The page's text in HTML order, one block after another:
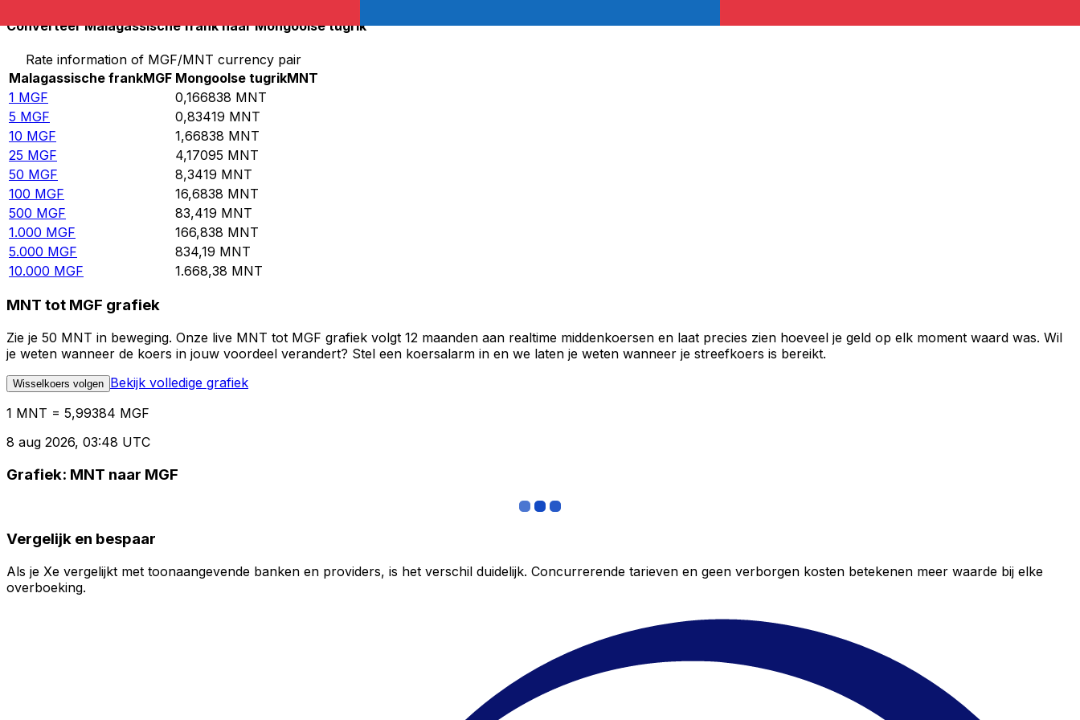
Converteer Malagassische frank naar Mongoolse tugrik
Rate information of MGF/MNT currency pair
Malagassische frankMGF Mongoolse tugrikMNT
1 MGF 0,166838 MNT
5 MGF 0,83419 MNT
10 MGF 1,66838 MNT
25 MGF 4,17095 MNT
50 MGF 8,3419 MNT
100 MGF 16,6838 MNT
500 MGF 83,419 MNT
1.000 MGF 166,838 MNT
5.000 MGF 834,19 MNT
10.000 MGF 1.668,38 MNT
MNT tot MGF grafiek
Zie je 50 MNT in beweging. Onze live MNT tot MGF grafiek volgt 12 maanden aan realtime middenkoersen en laat precies zien hoeveel je geld op elk moment waard was. Wil
je weten wanneer de koers in jouw voordeel verandert? Stel een koersalarm in en we laten je weten wanneer je streefkoers is bereikt.
Wisselkoers volgen Bekijk volledige grafiek
1 MNT = 5,99384 MGF
8 aug 2026, 03:48 UTC
Grafiek: MNT naar MGF
Vergelijk en bespaar
Als je Xe vergelijkt met toonaangevende banken en providers, is het verschil duidelijk. Concurrerende tarieven en geen verborgen kosten betekenen meer waarde bij elke
overboeking.